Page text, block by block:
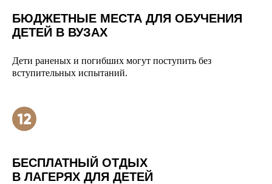
БЮДЖЕТНЫЕ МЕСТА ДЛЯ ОБУЧЕНИЯ
ДЕТЕЙ В ВУЗАХ
Дети раненых и погибших могут поступить без
вступительных испытаний.
БЕСПЛАТНЫЙ ОТДЫХ
В ЛАГЕРЯХ ДЛЯ ДЕТЕЙ